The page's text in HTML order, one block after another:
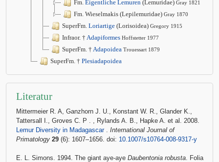
Fm. Eigentliche Lemuren (Lemuridae) Gray 1821
Fm. Wieselmakis (Lepilemuridae) Gray 1870
SuperFm. Loriartige (Lorisoidea) Gregory 1915
Infraor. † Adapiformes Hoffstetter 1977
SuperFm. † Adapoidea Trouessart 1879
SuperFm. † Plesiadapoidea
Literatur
Mittermeier R. A, Ganzhorn J. U., Konstant W. R., Glander K.,
Tattersall I., Groves C. P
. , Rylands A. B., Hapke A. et al. 2008.
Lemur Diversity in Madagascar. International Journal of
Primatology 29 (6): 1607–1656. doi: 10.1007/s10764-008-9317-y
E. L. Simons. 1994. The giant aye-aye Daubentonia robusta . Folia